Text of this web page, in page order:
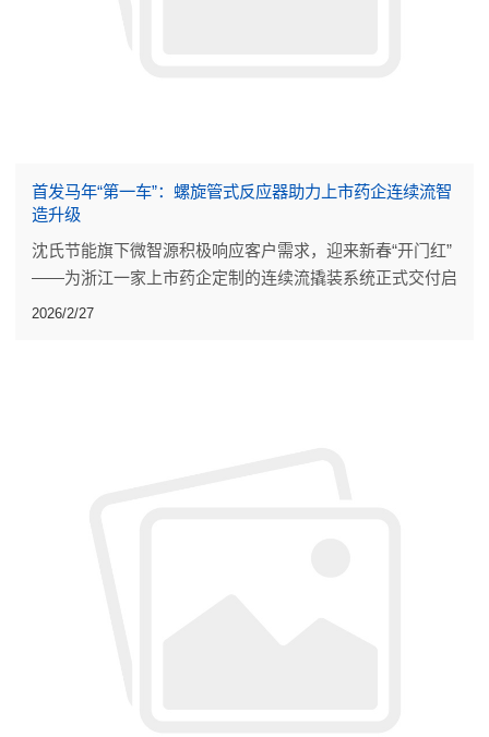
首发马年“第一车”：螺旋管式反应器助力上市药企连续流智
造升级
沈氏节能旗下微智源积极响应客户需求，迎来新春“开门红”
——为浙江一家上市药企定制的连续流撬装系统正式交付启
运。
2026/2/27